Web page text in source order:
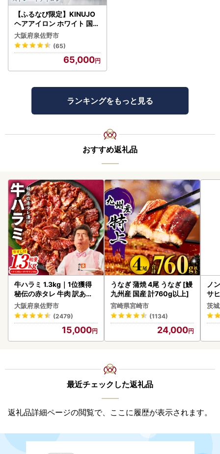
【ふるなび限定】KINUJO
ヘアアイロン ホワイト 国内
製造 FN-Limited-PR
大阪府泉佐野市
(65)
65,000
ランキングをもっと見る
おすすめ返礼品
牛ハラミ 1.3kg｜1位獲得
秘伝の赤タレ 牛肉 訳あり
焼肉 BBQ
大阪府泉佐野市
(2479)
15,000
うなぎ 蒲焼 4尾 うなぎ [鰻
九州産 国産 計760g以上]
宮崎県宮崎市
(1134)
24,000
ノ
サ
本
守
茨
最近チェックした返礼品
返礼品詳細ページの閲覧で、ここに履歴が表示されます。